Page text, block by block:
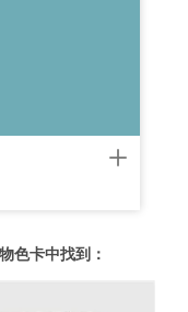
色卡中找到：